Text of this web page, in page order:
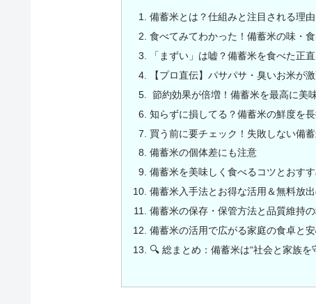
備蓄米とは？仕組みと注目される理
食べてみてわかった！備蓄米の味・
「まずい」は嘘？備蓄米を食べた正
【プロ直伝】パサパサ・臭いお米が
節約効果が倍増！備蓄米を最高に美
知らずに損してる？備蓄米の鮮度を
買う前に要チェック！失敗しない備
備蓄米の個体差にも注意
備蓄米を美味しく食べるコツとおす
備蓄米入手法とお得な活用＆無料放
備蓄米の保存・保管方法と品質維持
備蓄米の活用で広がる家庭の食卓と
🔍 総まとめ：備蓄米は“社会と家族を